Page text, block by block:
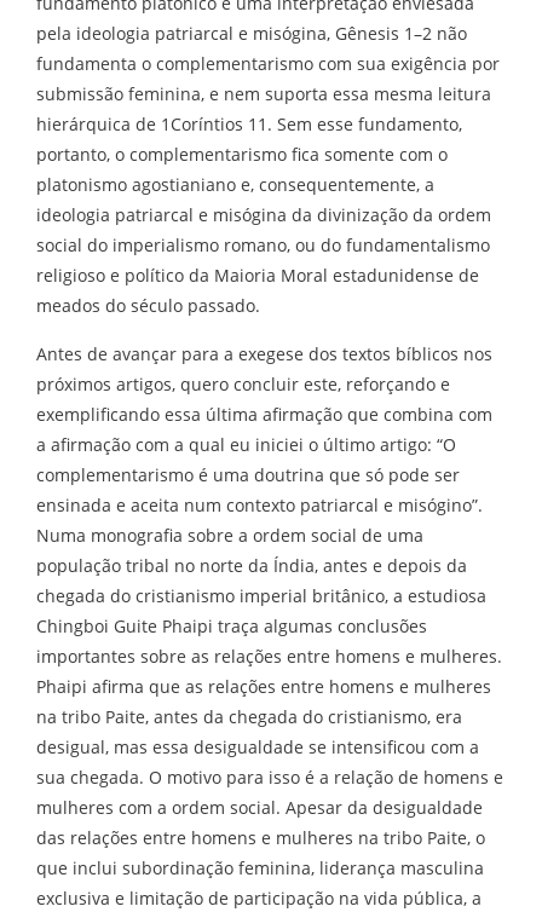
pela ideologia patriarcal e misógina, Gênesis 1–2 não
fundamenta o complementarismo com sua exigência por
submissão feminina, e nem suporta essa mesma leitura
hierárquica de 1Coríntios 11. Sem esse fundamento,
portanto, o complementarismo fica somente com o
platonismo agostianiano e, consequentemente, a
ideologia patriarcal e misógina da divinização da ordem
social do imperialismo romano, ou do fundamentalismo
religioso e político da Maioria Moral estadunidense de
meados do século passado.
Antes de avançar para a exegese dos textos bíblicos nos
próximos artigos, quero concluir este, reforçando e
exemplificando essa última afirmação que combina com
a afirmação com a qual eu iniciei o último artigo: “O
complementarismo é uma doutrina que só pode ser
ensinada e aceita num contexto patriarcal e misógino”.
Numa monografia sobre a ordem social de uma
população tribal no norte da Índia, antes e depois da
chegada do cristianismo imperial britânico, a estudiosa
Chingboi Guite Phaipi traça algumas conclusões
importantes sobre as relações entre homens e mulheres.
Phaipi afirma que as relações entre homens e mulheres
na tribo Paite, antes da chegada do cristianismo, era
desigual, mas essa desigualdade se intensificou com a
sua chegada. O motivo para isso é a relação de homens e
mulheres com a ordem social. Apesar da desigualdade
das relações entre homens e mulheres na tribo Paite, o
que inclui subordinação feminina, liderança masculina
exclusiva e limitação de participação na vida pública, a